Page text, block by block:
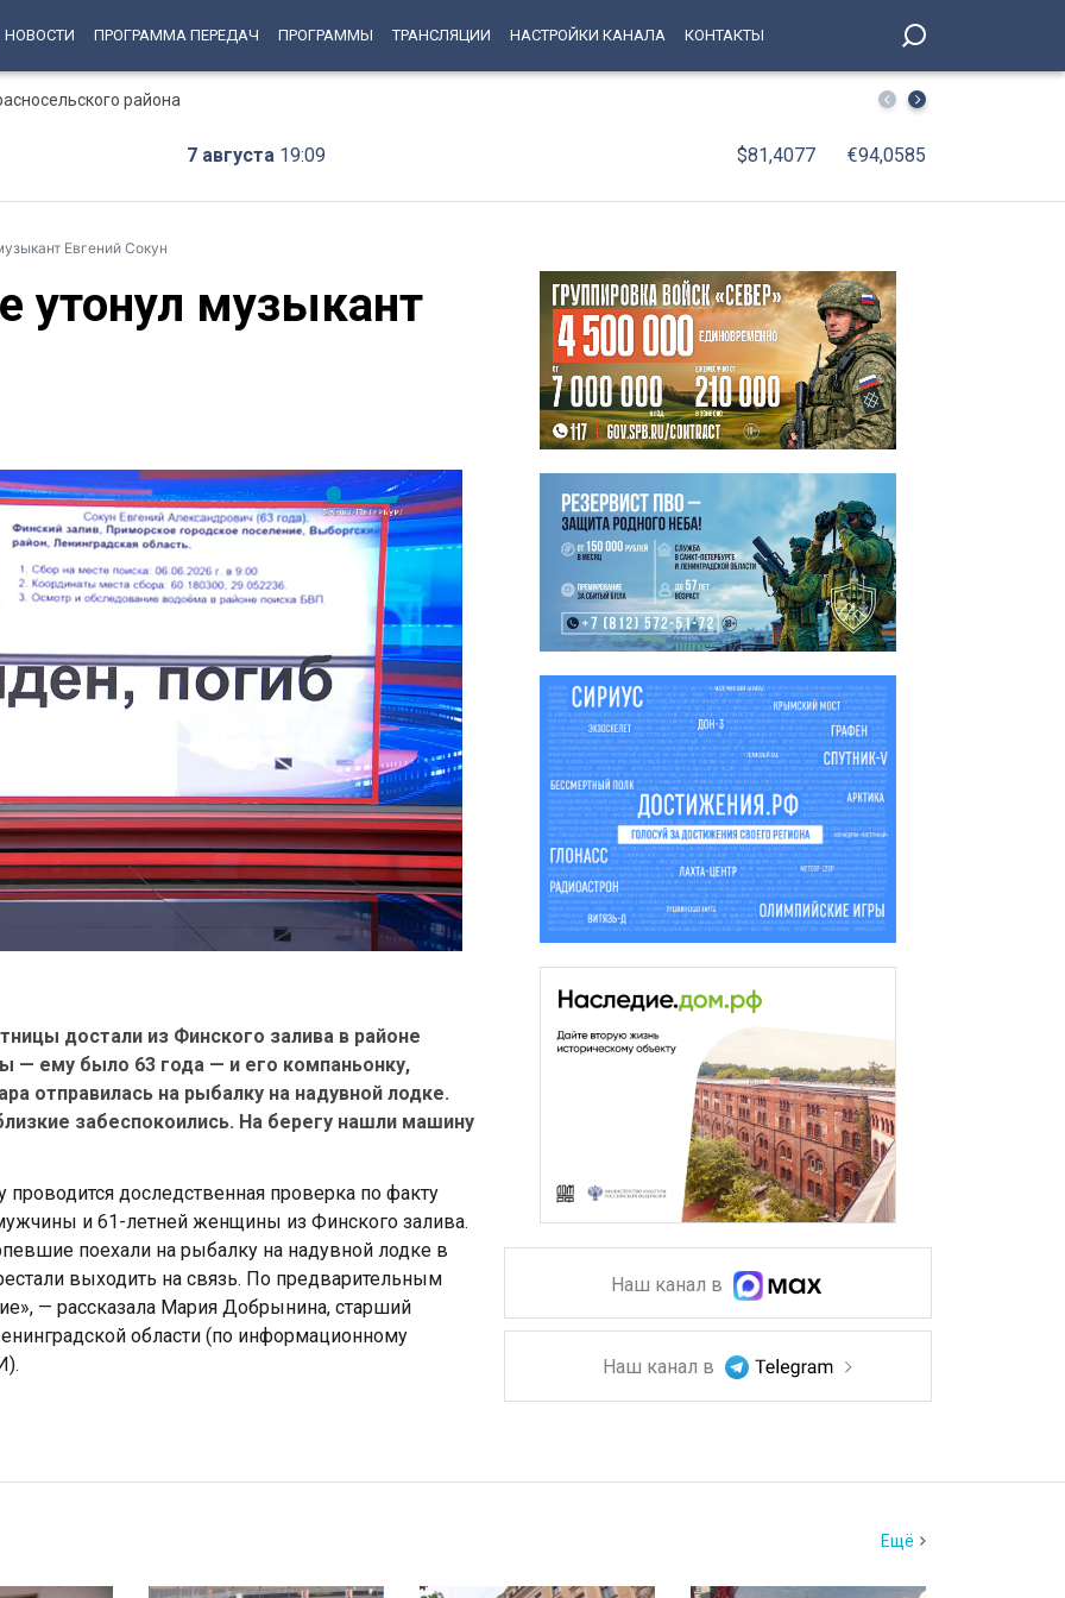
НОВОСТИ ПРОГРАММА ПЕРЕДАЧ ПРОГРАММЫ ТРАНСЛЯЦИИ НАСТРОЙКИ КАНАЛА КОНТАКТЫ
района «Тело всплыло ближе к вечеру»: итоги поисков 9-
7 августа 19:09 $81,4077 €94,0585
Евгений Сокун
утонул музыкант
достали из Финского залива в районе
— ему было 63 года — и его компаньонку,
отправилась на рыбалку на надувной лодке.
забеспокоились. На берегу нашли машину
доследственная проверка по факту
и 61-летней женщины из Финского залива.
поехали на рыбалку на надувной лодке в
выходить на связь. По предварительным
— рассказала Мария Добрынина, старший
области (по информационному
Наш канал в
Наш канал в
Ещё